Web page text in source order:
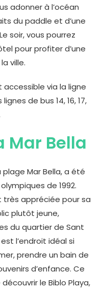
adonner à l’océan
du paddle et d’une
soir, vous pourrez
pour profiter d’une
ville.
via la ligne
de bus 14, 16, 17,
Mar Bella
plage Mar Bella, a été
de 1992.
appréciée pour sa
plutôt jeune,
du quartier de Sant
l’endroit idéal si
prendre un bain de
d’enfance. Ce
le Biblo Playa,